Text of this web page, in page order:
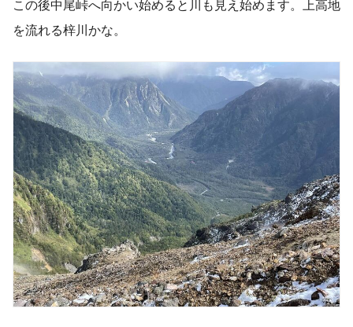
この後中尾峠へ向かい始めると川も見え始めます。上高地
を流れる梓川かな。